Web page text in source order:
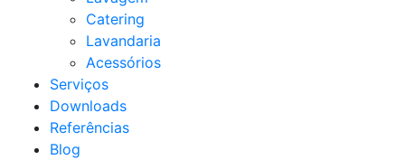
Catering
Lavandaria
Acessórios
Serviços
Downloads
Referências
Blog